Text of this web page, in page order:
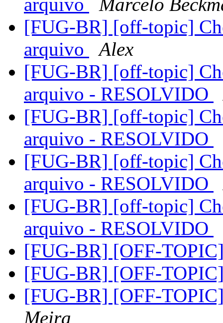
arquivo
Marcelo
[FUG-BR] [off-topic]
arquivo
Alex
[FUG-BR] [off-topic]
arquivo - RESOLVIDO
[FUG-BR] [off-topic]
arquivo - RESOLVIDO
[FUG-BR] [off-topic]
arquivo - RESOLVIDO
[FUG-BR] [off-topic]
arquivo - RESOLVIDO
[FUG-BR] [OFF-
[FUG-BR] [OFF-
[FUG-BR] [OFF-
Meira